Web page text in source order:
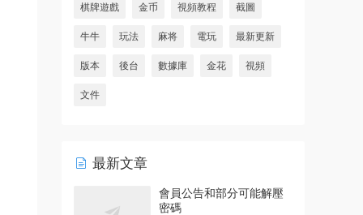
棋牌遊戲 金币 視頻教程 截圖
牛牛 玩法 麻将 電玩 最新更新
版本 後台 數據庫 金花 視頻
文件
最新文章
會員公告和部分可能解壓
密碼